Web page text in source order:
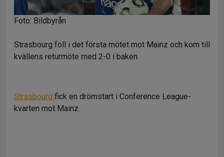
Foto: Bildbyrån
Strasbourg föll i det första mötet mot Mainz och kom till
kvällens returmöte med 2-0 i baken.
Strasbourg fick en drömstart i Conference League-
kvarten mot Mainz.